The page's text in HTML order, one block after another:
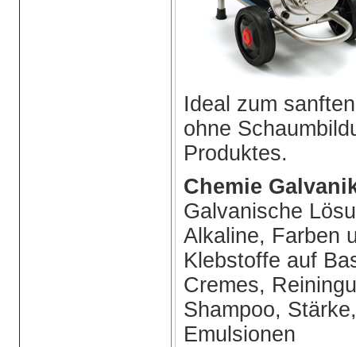
Ideal zum
ohne
Produktes.
Chemie
Galvanische
Alkaline, Farben
Klebstoffe auf
Cremes,
Shampoo,
Emulsionen